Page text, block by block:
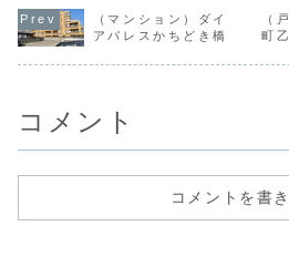
物有・更地（基本
情報）都市計画市
街化区域用途地域
年数1975年現
況・引渡空室・相
談（基本情報）都
（マンション）ダイ
アパレスかちどき橋
（
町
コメント
コメントを書